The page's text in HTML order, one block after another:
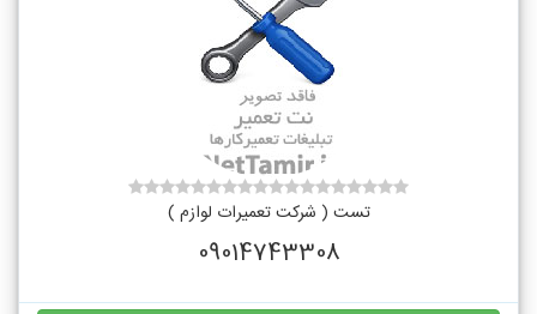
تست ( شرکت تعمیرات لوازم )
09014743308